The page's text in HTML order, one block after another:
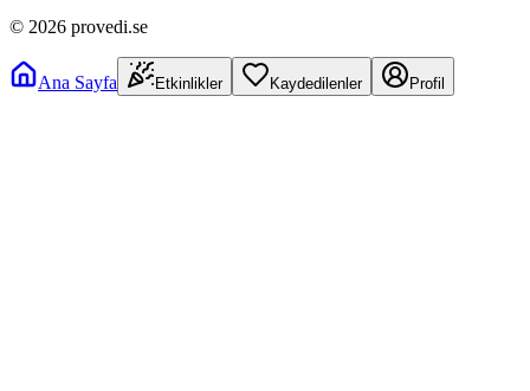
© 2026 provedi.se
Ana Sayfa Etkinlikler Kaydedilenler Profil